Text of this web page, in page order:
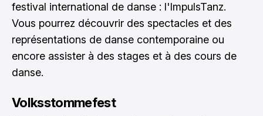
festival international de danse : l'ImpulsTanz.
Vous pourrez découvrir des spectacles et des
représentations de danse contemporaine ou
encore assister à des stages et à des cours de
danse.
Volksstommefest